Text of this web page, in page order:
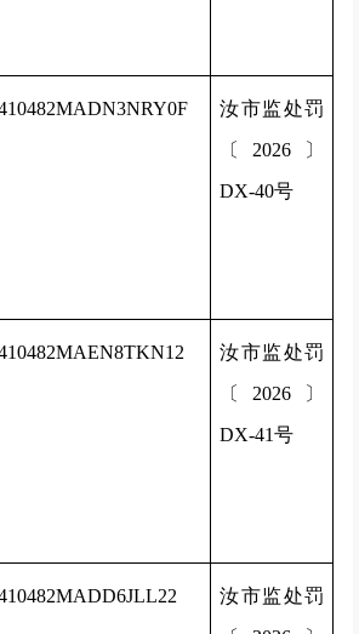
汝市监处罚
〔2026〕
DX-40号
汝市监处罚
〔2026〕
DX-41号
汝市监处罚